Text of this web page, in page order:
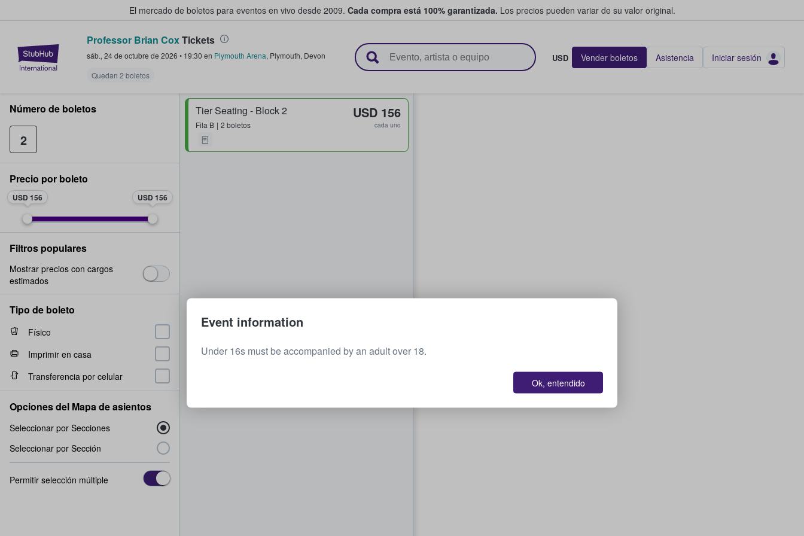
El mercado de boletos para eventos en vivo desde 2009. Cada compra está 100% garantizada. Los precios pueden variar de su valor original.
StubHub: donde los fans compran y venden boletos
Professor Brian CoxTickets
sáb., 24 de octubre de 2026 • 19:30 en Plymouth Arena, Plymouth, Devon
Quedan 2 boletos
USD Vender boletos Asistencia Iniciar sesión
Tier Seating - Block 2
Fila B 2 boletos
USD 156
cada uno
Número de boletos
2
Precio por boleto
USD 156 USD 156
Filtros populares
Mostrar precios con cargos
estimados
Tipo de boleto
Físico
Imprimir en casa
Transferencia por celular
Opciones del Mapa de asientos
Seleccionar por Secciones
Seleccionar por Sección
Permitir selección múltiple
Event information
Under 16s must be accompanied by an adult over 18.
Ok, entendido